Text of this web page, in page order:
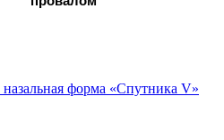
назальная форма «Спутника V»